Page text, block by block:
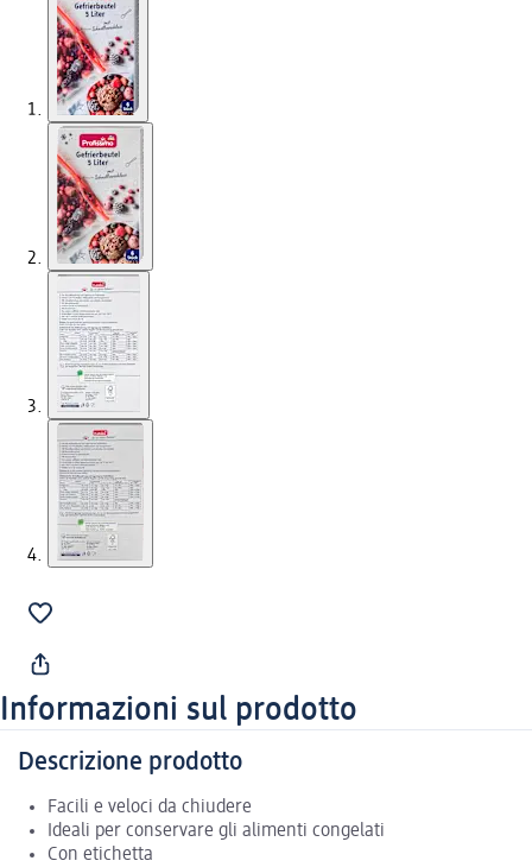
Informazioni sul prodotto
Descrizione prodotto
Facili e veloci da chiudere
Ideali per conservare gli alimenti congelati
Con etichetta